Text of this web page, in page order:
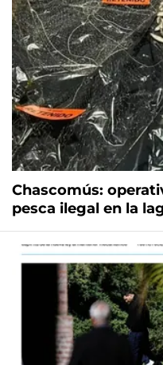
Chascomús:
pesca ilegal en la